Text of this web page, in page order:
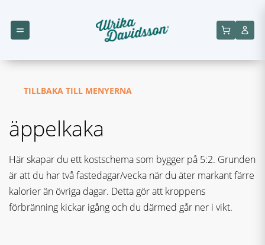
TILLBAKA TILL MENYERNA
äppelkaka
Här skapar du ett kostschema som bygger på 5:2. Grunden
är att du har två fastedagar/vecka när du äter markant färre
kalorier än övriga dagar. Detta gör att kroppens
förbränning kickar igång och du därmed går ner i vikt.